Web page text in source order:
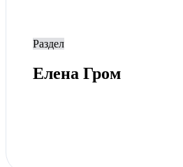
Раздел
Елена Гром